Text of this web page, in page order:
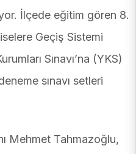
İlçede eğitim gören 8.
Geçiş Sistemi
Sınavı’na (YKS)
sınavı setleri
Mehmet Tahmazoğlu,